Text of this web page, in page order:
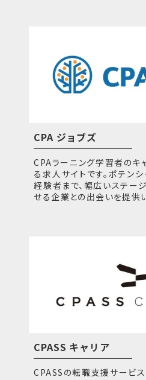
CPA ジョブズ
CPAラーニング学習者のキ
る求人サイトです。ポテン
経験者まで、幅広いステー
せる企業との出会いを提供
CPASS キャリア
CPASSの転職支援サービ